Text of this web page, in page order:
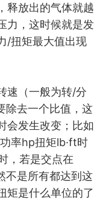
释放出的气体就越
力，这时候就是发
/扭矩最大值出现
速（一般为转/分
除去一个比值，这
会发生改变；比如
率hp扭矩lb·ft时
，若是交点在
不是所有都达到这
矩是什么单位的了